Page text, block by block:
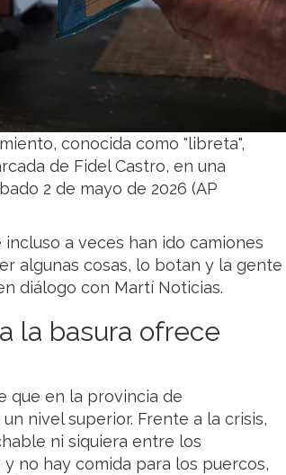
conocida como "libreta",
de Fidel Castro, en una
2 de mayo de 2026 (AP
a veces han ido camiones
algunas cosas, lo botan y la gente
diálogo con Martí Noticias.
la basura ofrece
que en la provincia de
nivel superior. Frente a la crisis,
ni siquiera entre los
no hay comida para los puercos,